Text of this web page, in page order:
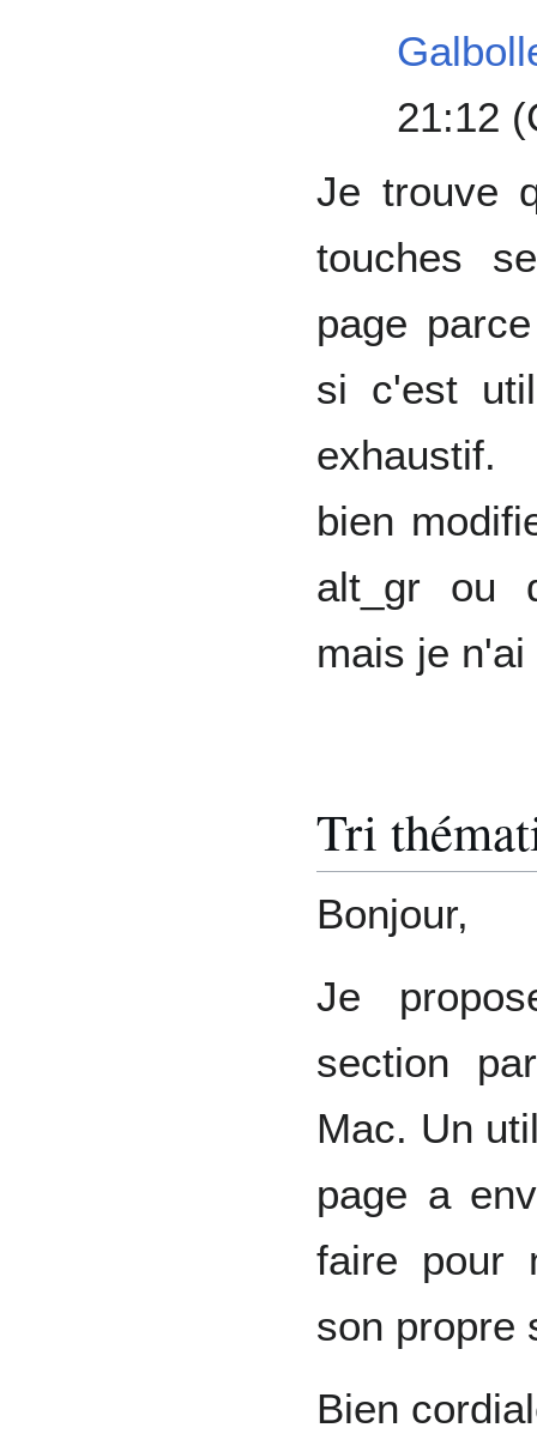
21:12
Je trouve
touches
page
si c'est
exhaustif.
bien
alt_gr ou
mais je
Tri
Bonjour,
Je
section
Mac. Un
page a
faire pour
son propre
Bien